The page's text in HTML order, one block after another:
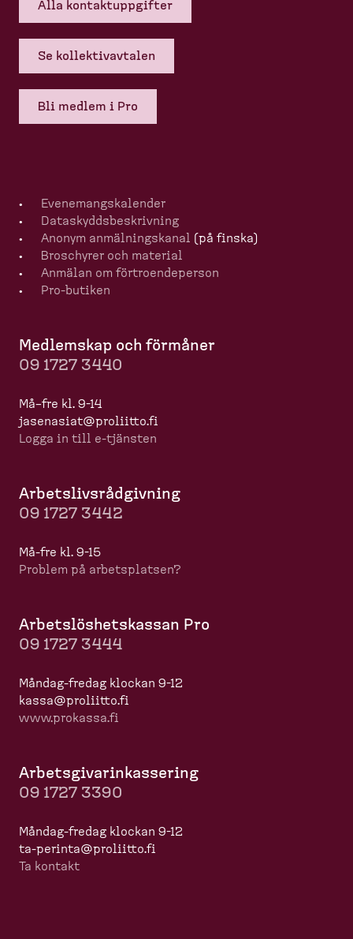
Alla kontakt­upp­gifter
Se kollek­tivavtalen
Bli medlem i Pro
Evenemangska­lender
Dataskydds­be­skrivning
Anonym anmälningskanal
(på finska)
Broschyrer och material
Anmälan om förtro­en­de­person
Pro-​butiken
Medlemskap och förmåner
09 1727 3440
Må–fre kl. 9-14
jasenasiat@proliitto.fi
Logga in till e-​tjänsten
Arbets­livs­råd­givning
09 1727 3442
Må-​fre kl. 9-15
Problem på arbets­platsen?
Arbets­lös­hets­kassan Pro
09 1727 3444
Måndag-​fredag klockan 9-12
kassa@proliitto.fi
www.prokassa.fi
Arbets­gi­va­rin­kas­sering
09 1727 3390
Måndag-​fredag klockan 9-12
ta-​perinta@proliitto.fi
Ta kontakt